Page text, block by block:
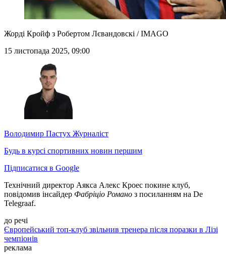
Жорді Кройф з Робертом Лєвандовскі / IMAGO
15 листопада 2025, 09:00
Володимир Пастух Журналіст
Будь в курсі спортивних новин першим
Підписатися в Google
Технічний директор Аякса Алекс Кроес покине клуб,
повідомив інсайдер Фабріціо Романо з посиланням на De
Telegraaf.
до речі
Європейський топ-клуб звільнив тренера після поразки в Лізі
чемпіонів
реклама